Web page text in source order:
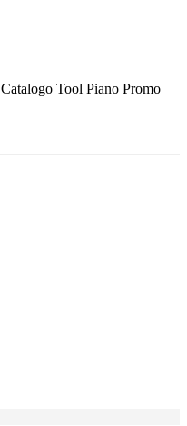
Catalogo Tool Piano Promo